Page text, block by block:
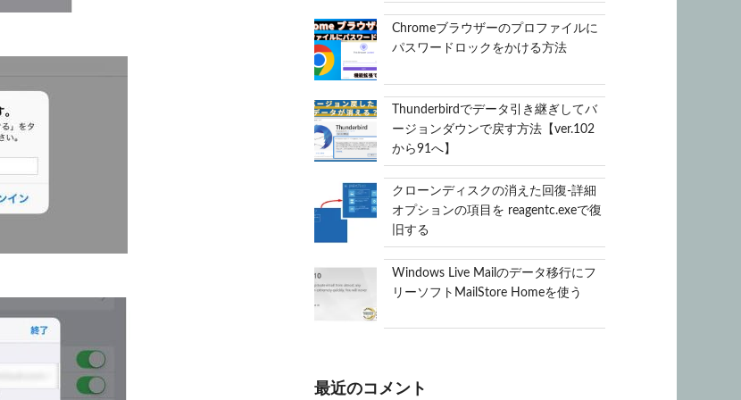
Chromeブラウザーのプロファイルに
パスワードロックをかける方法
Thunderbirdでデータ引き継ぎしてバ
ージョンダウンで戻す方法【ver.102
から91へ】
クローンディスクの消えた回復-詳細
オプションの項目を reagentc.exeで復
旧する
Windows Live Mailのデータ移行にフ
リーソフトMailStore Homeを使う
最近のコメント